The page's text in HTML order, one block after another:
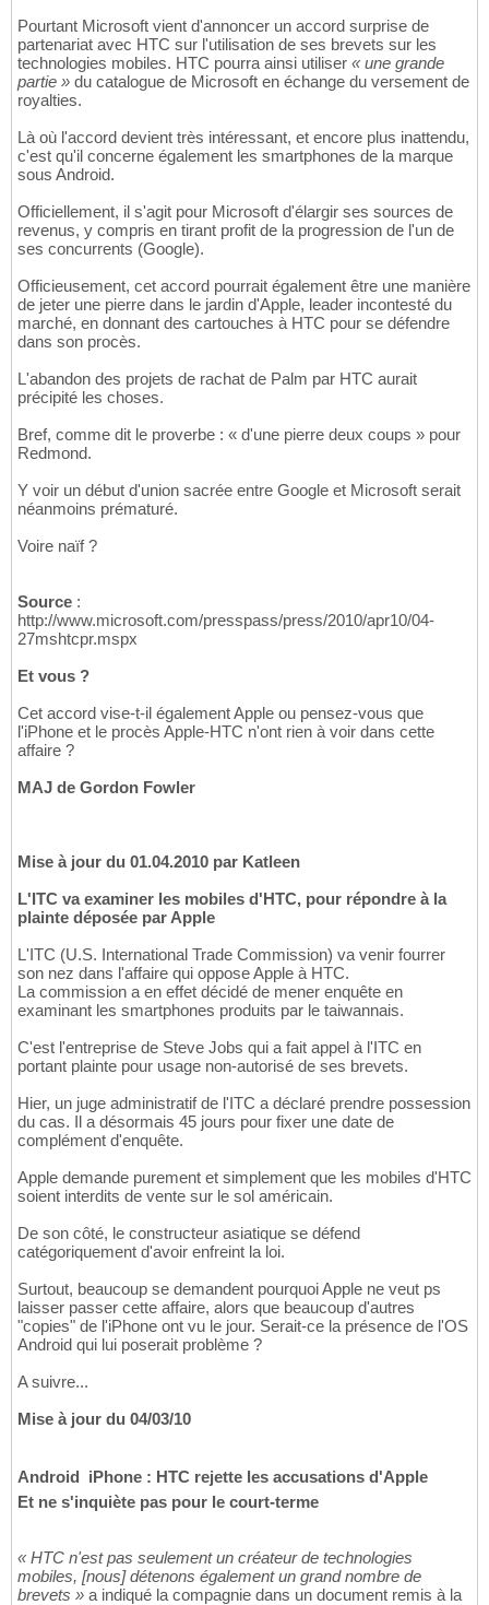
Pourtant Microsoft vient d'annoncer un accord surprise de
partenariat avec HTC sur l'utilisation de ses brevets sur les
technologies mobiles. HTC pourra ainsi utiliser « une grande
partie » du catalogue de Microsoft en échange du versement de
royalties.
Là où l'accord devient très intéressant, et encore plus inattendu,
c'est qu'il concerne également les smartphones de la marque
sous Android.
Officiellement, il s'agit pour Microsoft d'élargir ses sources de
revenus, y compris en tirant profit de la progression de l'un de
ses concurrents (Google).
Officieusement, cet accord pourrait également être une manière
de jeter une pierre dans le jardin d'Apple, leader incontesté du
marché, en donnant des cartouches à HTC pour se défendre
dans son procès.
L'abandon des projets de rachat de Palm par HTC aurait
précipité les choses.
Bref, comme dit le proverbe : « d'une pierre deux coups » pour
Redmond.
Y voir un début d'union sacrée entre Google et Microsoft serait
néanmoins prématuré.
Voire naïf ?
Source :
http://www.microsoft.com/presspass/press/2010/apr10/04-
27mshtcpr.mspx
Et vous ?
Cet accord vise-t-il également Apple ou pensez-vous que
l'iPhone et le procès Apple-HTC n'ont rien à voir dans cette
affaire ?
MAJ de Gordon Fowler
Mise à jour du 01.04.2010 par Katleen
L'ITC va examiner les mobiles d'HTC, pour répondre à la
plainte déposée par Apple
L'ITC (U.S. International Trade Commission) va venir fourrer
son nez dans l'affaire qui oppose Apple à HTC.
La commission a en effet décidé de mener enquête en
examinant les smartphones produits par le taiwannais.
C'est l'entreprise de Steve Jobs qui a fait appel à l'ITC en
portant plainte pour usage non-autorisé de ses brevets.
Hier, un juge administratif de l'ITC a déclaré prendre possession
du cas. Il a désormais 45 jours pour fixer une date de
complément d'enquête.
Apple demande purement et simplement que les mobiles d'HTC
soient interdits de vente sur le sol américain.
De son côté, le constructeur asiatique se défend
catégoriquement d'avoir enfreint la loi.
Surtout, beaucoup se demandent pourquoi Apple ne veut ps
laisser passer cette affaire, alors que beaucoup d'autres
"copies" de l'iPhone ont vu le jour. Serait-ce la présence de l'OS
Android qui lui poserait problème ?
A suivre...
Mise à jour du 04/03/10
Android  iPhone : HTC rejette les accusations d'Apple
Et ne s'inquiète pas pour le court-terme
« HTC n'est pas seulement un créateur de technologies
mobiles, [nous] détenons également un grand nombre de
brevets » a indiqué la compagnie dans un document remis à la